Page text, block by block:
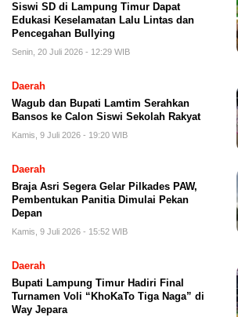
Siswi SD di Lampung Timur Dapat
Edukasi Keselamatan Lalu Lintas dan
Pencegahan Bullying
Senin, 20 Juli 2026 - 12:29 WIB
Daerah
Wagub dan Bupati Lamtim Serahkan
Bansos ke Calon Siswi Sekolah Rakyat
Kamis, 9 Juli 2026 - 19:20 WIB
Daerah
Braja Asri Segera Gelar Pilkades PAW,
Pembentukan Panitia Dimulai Pekan
Depan
Kamis, 9 Juli 2026 - 15:52 WIB
Daerah
Bupati Lampung Timur Hadiri Final
Turnamen Voli “KhoKaTo Tiga Naga” di
Way Jepara